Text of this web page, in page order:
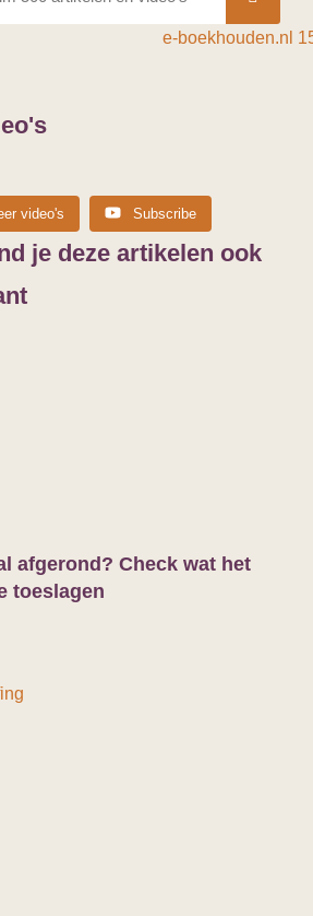
belasting bij €75.000 winst in
je over) €75.000 winst klinkt
voor
financial 16/03/2026 15:13
auto van de zaak Let op:
ondernemers (dus niet voor
DGA’s of
financial
auto van de zaak Let op:
ondernemers (dus niet voor
DGA’s of
video's Subscribe
je deze artikelen ook
afgerond? Check wat het
toeslagen